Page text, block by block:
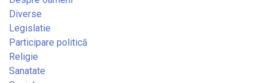
Diverse
Legislatie
Participare politică
Religie
Sanatate